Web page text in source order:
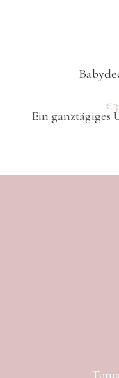
€
Ein ganztägiges